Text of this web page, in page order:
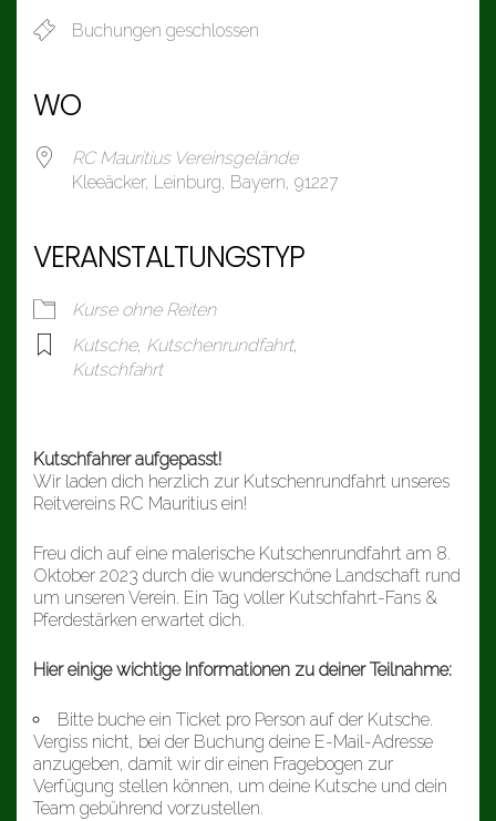
Buchungen geschlossen
WO
RC Mauritius Vereinsgelände
Kleeäcker, Leinburg, Bayern, 91227
VERANSTALTUNGSTYP
Kurse ohne Reiten
Kutsche, Kutschenrundfahrt,
Kutschfahrt
Kutschfahrer aufgepasst!
Wir laden dich herzlich zur Kutschenrundfahrt unseres
Reitvereins RC Mauritius ein!
Freu dich auf eine malerische Kutschenrundfahrt am 8.
Oktober 2023 durch die wunderschöne Landschaft rund
um unseren Verein. Ein Tag voller Kutschfahrt-Fans &
Pferdestärken erwartet dich.
Hier einige wichtige Informationen zu deiner Teilnahme:
Bitte buche ein Ticket pro Person auf der Kutsche.
Vergiss nicht, bei der Buchung deine E-Mail-Adresse
anzugeben, damit wir dir einen Fragebogen zur
Verfügung stellen können, um deine Kutsche und dein
Team gebührend vorzustellen.